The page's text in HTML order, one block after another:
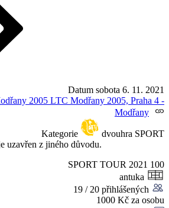
Datum sobota 6. 11. 2021
LTC Modřany 2005, Praha 4 -
Modřany
Kategorie
dvouhra SPORT
uzavřen z jiného důvodu.
SPORT TOUR 2021 100
antuka
19 / 20 přihlášených
1000 Kč za osobu